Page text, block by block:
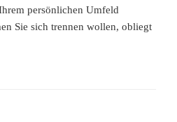
persönlichen Umfeld
Sie sich trennen wollen, obliegt